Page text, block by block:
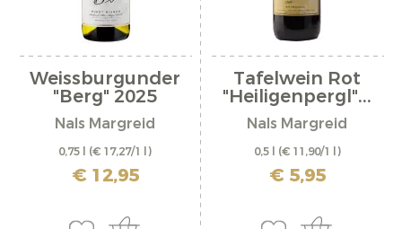
Weissburgunder
"Berg" 2025
Nals Margreid
0,75 l (€ 17,27/1 l)
inkl. MwSt. zzgl. Versandkosten
€ 12,95
Tafelwein Rot
"Heiligenpergl"...
Nals Margreid
0,5 l (€ 11,90/1 l)
inkl. MwSt. zzgl. Versandkosten
€ 5,95